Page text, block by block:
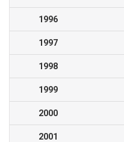
1996
1997
1998
1999
2000
2001